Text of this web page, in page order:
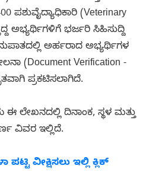
ಪಶುವೈದ್ಯಾಧಿಕಾರಿ (Veterinary
ಅಭ್ಯರ್ಥಿಗಳಿಗೆ ಭರ್ಜರಿ ಸಿಹಿಸುದ್ದಿ
ಅರ್ಹರಾದ ಅಭ್ಯರ್ಥಿಗಳ
(Document Verification -
ಪ್ರಕಟಿಸಲಾಗಿದೆ.
ಲೇಖನದಲ್ಲಿ ದಿನಾಂಕ, ಸ್ಥಳ ಮತ್ತು
ವಿವರ ಇಲ್ಲಿದೆ.
ವೀಕ್ಷಿಸಲು ಇಲ್ಲಿ ಕ್ಲಿಕ್